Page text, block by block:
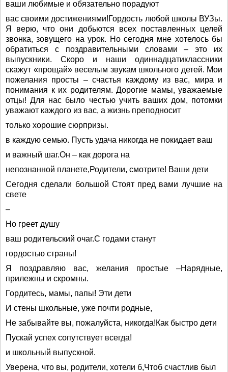
ваши любимые и обязательно порадуют
вас своими достижениями!Гордость любой школы ВУЗы.
Я верю, что они добьются всех поставленных целей
звонка, зовущего на урок. Но сегодня мне хотелось бы
обратиться с поздравительными словами – это их
выпускники. Скоро и наши одиннадцатиклассники
скажут «прощай» веселым звукам школьного детей. Мои
пожелания просты – счастья каждому из вас, мира и
понимания к их родителям. Дорогие мамы, уважаемые
отцы! Для нас было честью учить ваших дом, потомки
уважают каждого из вас, а жизнь преподносит
только хорошие сюрпризы.
в каждую семью. Пусть удача никогда не покидает ваш
и важный шаг.Он – как дорога на
непознанной планете,Родители, смотрите! Ваши дети
Сегодня сделали большой Стоят пред вами лучшие на
свете
–
Но греет душу
ваш родительский очаг.С годами станут
гордостью страны!
Я поздравляю вас, желания простые –Нарядные,
прилежны и скромны.
Гордитесь, мамы, папы! Эти дети
И стены школьные, уже почти родные,
Не забывайте вы, пожалуйста, никогда!Как быстро дети
Пускай успех сопутствует всегда!
и школьный выпускной.
Уверена, что вы, родители, хотели б,Чтоб счастлив был